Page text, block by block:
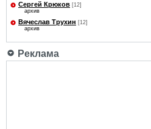
Сергей Крюков [12]
архив
Вячеслав Трухин [12]
архив
Реклама